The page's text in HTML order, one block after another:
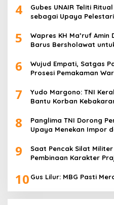
4
Gubes UNAIR Teliti
sebagai Upaya
5
Wapres KH Ma’ruf
Barus Bersholawat
6
Wujud Empati, Satgas
Prosesi Pemakaman
7
Yudo Margono: TNI
Bantu Korban
8
Panglima TNI Dorong
Upaya Menekan Impor
9
Saat Pencak Silat
Pembinaan Karakter
10 Gus Lilur: MBG Pasti